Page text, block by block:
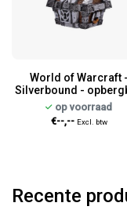
World of Warcraft -
Silverbound -
op voorraad
€--,-- Excl. btw
Recente